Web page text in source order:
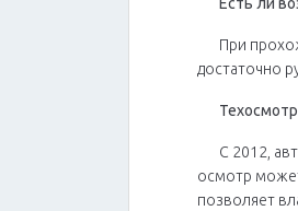
Есть ли
При
достаточно
С 2012,
осмотр
позволяет